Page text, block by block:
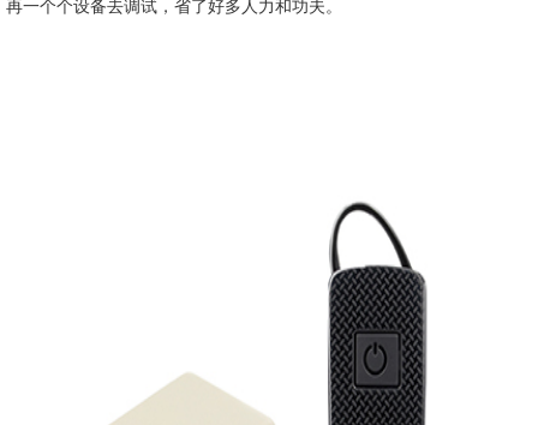
再一个个设备去调试，省了好多人力和功夫。